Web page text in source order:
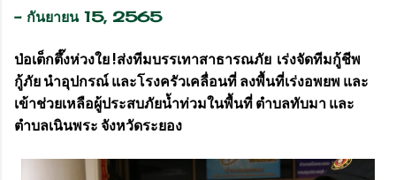
- กันยายน 15, 2565
ป่อเต็กตึ๊งห่วงใย !ส่งทีมบรรเทาสาธารณภัย เร่งจัดทีมกู้ชีพ
กู้ภัย นำอุปกรณ์ และโรงครัวเคลื่อนที่ ลงพื้นที่เร่งอพยพ และ
เข้าช่วยเหลือผู้ประสบภัยน้ำท่วมในพื้นที่ ตำบลทับมา และ
ตำบลเนินพระ จังหวัดระยอง